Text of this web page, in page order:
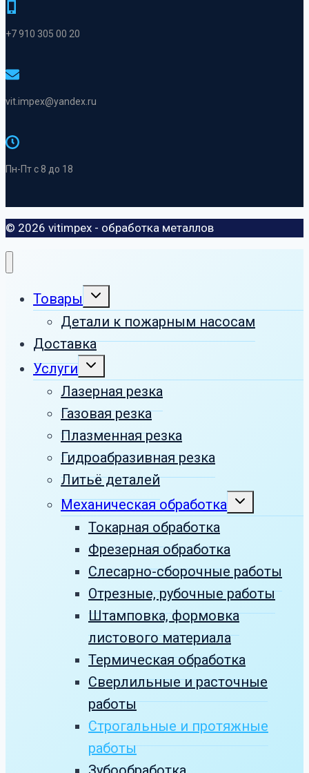
+7 910 305 00 20
vit.impex@yandex.ru
Пн-Пт с 8 до 18
© 2026 vitimpex - обработка металлов
Товары
Развернуть
меню
Детали к пожарным насосам
Доставка
Услуги
Развернуть
меню
Лазерная резка
Газовая резка
Плазменная резка
Гидроабразивная резка
Литьё деталей
Механическая обработка
Развернуть
меню
Токарная обработка
Фрезерная обработка
Слесарно-сборочные работы
Отрезные, рубочные работы
Штамповка, формовка
листового материала
Термическая обработка
Сверлильные и расточные
работы
Строгальные и протяжные
работы